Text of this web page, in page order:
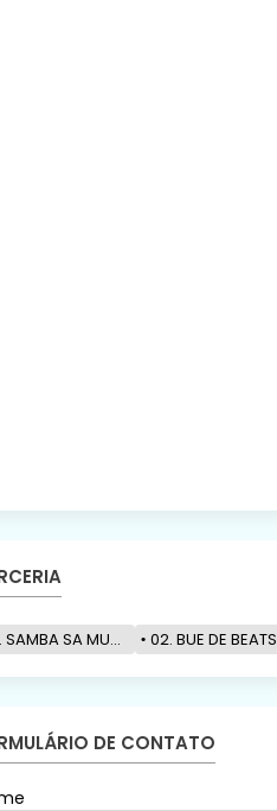
SAMBA SA MUZIK 02. BUE DE BEATS
DE CONTATO